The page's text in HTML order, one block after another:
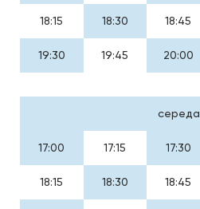
18:15 18:30 18:45
19:30 19:45 20:00
середа
17:00 17:15 17:30
18:15 18:30 18:45